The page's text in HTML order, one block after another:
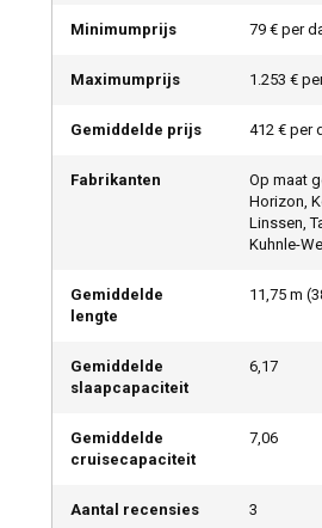
Minimumprijs 79 € per
Maximumprijs 1.253 €
Gemiddelde prijs 412 € per
Fabrikanten
Op maat
Horizon,
Linssen,
Kuhnle-
Gemiddelde
lengte
11,75 m (
Gemiddelde
slaapcapaciteit
6,17
Gemiddelde
cruisecapaciteit
7,06
Aantal recensies 3